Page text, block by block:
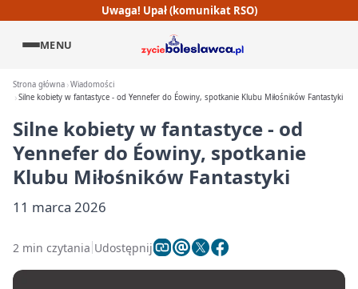
Uwaga! Upał (komunikat RSO)
MENU
Strona główna Wiadomości
Silne kobiety w fantastyce - od Yennefer do Éowiny, spotkanie Klubu Miłośników Fantastyki
Silne kobiety w fantastyce - od
Yennefer do Éowiny, spotkanie
Klubu Miłośników Fantastyki
11 marca 2026
2 min czytania Udostępnij